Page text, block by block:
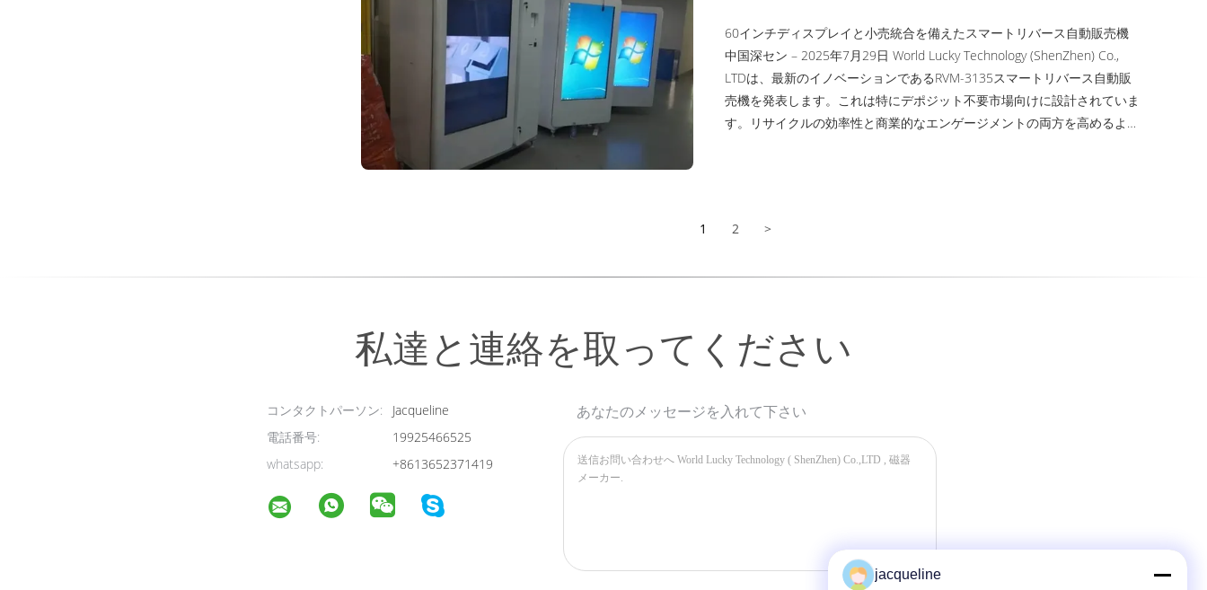
60インチディスプレイと小売統合を備えたスマートリバース自動販売機
中国深セン – 2025年7月29日 World Lucky Technology (ShenZhen) Co.,
LTDは、最新のイノベーションであるRVM-3135スマートリバース自動販
売機を発表します。これは特にデポジット不要市場向けに設計されていま
す。リサイクルの効率性と商業的なエンゲージメントの両方を高めるよう
1 2 >
私達と連絡を取ってください
コンタクトパーソン:
Jacqueline
電話番号:
19925466525
whatsapp:
+8613652371419
あなたのメッセージを入れて下さい
jacqueline